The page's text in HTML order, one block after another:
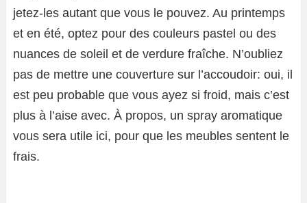
jetez-les autant que vous le pouvez. Au printemps
et en été, optez pour des couleurs pastel ou des
nuances de soleil et de verdure fraîche. N’oubliez
pas de mettre une couverture sur l’accoudoir: oui, il
est peu probable que vous ayez si froid, mais c’est
plus à l’aise avec. À propos, un spray aromatique
vous sera utile ici, pour que les meubles sentent le
frais.